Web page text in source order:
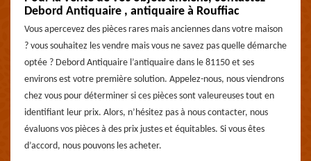
Debord Antiquaire , antiquaire à Rouffiac
Vous apercevez des pièces rares mais anciennes dans votre maison
? vous souhaitez les vendre mais vous ne savez pas quelle démarche
optée ? Debord Antiquaire l’antiquaire dans le 81150 et ses
environs est votre première solution. Appelez-nous, nous viendrons
chez vous pour déterminer si ces pièces sont valeureuses tout en
identifiant leur prix. Alors, n’hésitez pas à nous contacter, nous
évaluons vos pièces à des prix justes et équitables. Si vous êtes
d’accord, nous pouvons les acheter.